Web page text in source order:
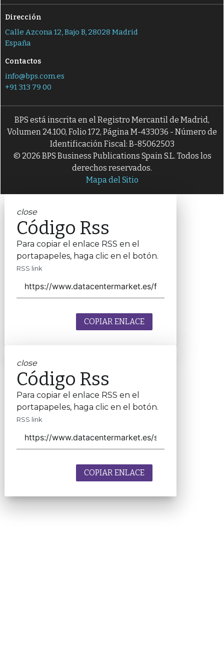
Dirección
Calle Azcona 12, Bajo B, 28028 Madrid
España
Contactos
info@bps.com.es
+91 313 79 00
BPS está inscrita en el Registro Mercantil de Madrid,
Volumen 24.100, Folio 172, Página M-433036 - Número de
Identificación Fiscal: B-85062503
© 2026 BPS Business Publications Spain S.L. Todos los
derechos reservados.
Mapa del Sitio
close
Código Rss
Para copiar el enlace RSS en el
portapapeles, haga clic en el botón.
RSS link
COPIAR ENLACE
close
Código Rss
Para copiar el enlace RSS en el
portapapeles, haga clic en el botón.
RSS link
COPIAR ENLACE